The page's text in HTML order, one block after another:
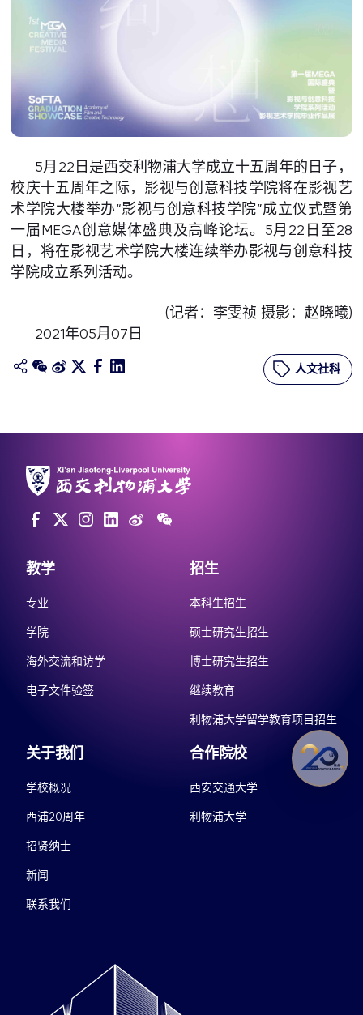
5月22日是西交利物浦大学成立十五周年的日子，
校庆十五周年之际，影视与创意科技学院将在影视艺
术学院大楼举办“影视与创意科技学院”成立仪式暨第
一届MEGA创意媒体盛典及高峰论坛。5月22日至28
日，将在影视艺术学院大楼连续举办影视与创意科技
学院成立系列活动。
(记者：李雯祯 摄影：赵晓曦)
2021年05月07日
人文社科
教学
专业
学院
海外交流和访学
电子文件验签
招生
本科生招生
硕士研究生招生
博士研究生招生
继续教育
利物浦大学留学教育项目招生
关于我们
学校概况
西浦20周年
招贤纳士
新闻
联系我们
合作院校
西安交通大学
利物浦大学